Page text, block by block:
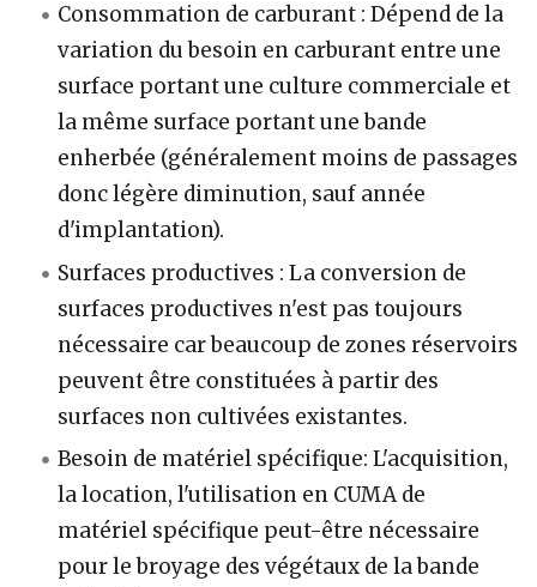
Consommation de carburant : Dépend de la
variation du besoin en carburant entre une
surface portant une culture commerciale et
la même surface portant une bande
enherbée (généralement moins de passages
donc légère diminution, sauf année
d'implantation).
Surfaces productives : La conversion de
surfaces productives n'est pas toujours
nécessaire car beaucoup de zones réservoirs
peuvent être constituées à partir des
surfaces non cultivées existantes.
Besoin de matériel spécifique: L'acquisition,
la location, l'utilisation en CUMA de
matériel spécifique peut-être nécessaire
pour le broyage des végétaux de la bande